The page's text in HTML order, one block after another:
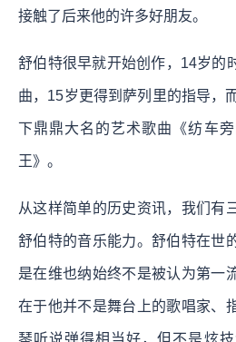
接触了后来他的许多好朋友。
舒伯特很早就开始创作，14岁的
曲，15岁更得到萨列里的指导，
下鼎鼎大名的艺术歌曲《纺车
王》。
从这样简单的历史资讯，我们有
舒伯特的音乐能力。舒伯特在世
是在维也纳始终不是被认为第一
在于他并不是舞台上的歌唱家、
琴听说弹得相当好，但不是炫